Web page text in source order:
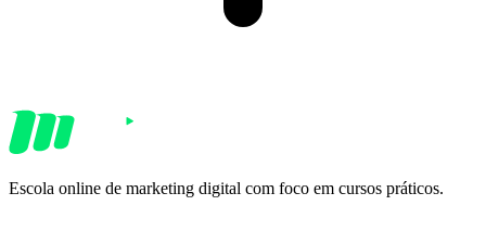
Escola online de marketing digital com foco em cursos práticos.